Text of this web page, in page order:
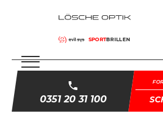
SPORTBRILLEN
0351 20 31 100